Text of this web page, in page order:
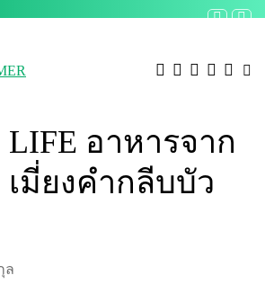
LIFE อาหารจาก
เมี่ยงคำกลีบบัว
ล